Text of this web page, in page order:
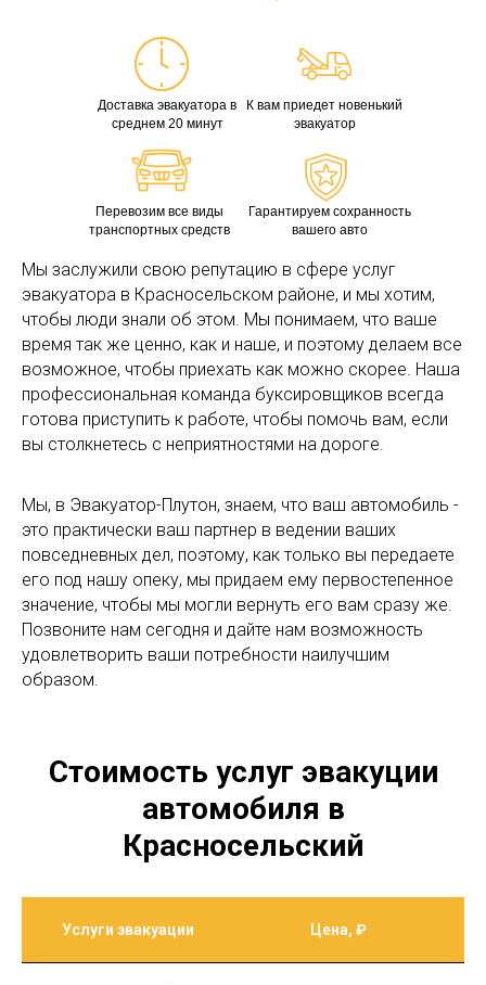
Доставка эвакуатора в
среднем 20 минут
Гарантируем сохранность
вашего авто
К вам приедет новенький
эвакуатор
Перевозим все виды
транспортных средств
Мы заслужили свою репутацию в сфере услуг
эвакуатора в Красносельском районе, и мы хотим,
чтобы люди знали об этом. Мы понимаем, что ваше
время так же ценно, как и наше, и поэтому делаем все
возможное, чтобы приехать как можно скорее. Наша
профессиональная команда буксировщиков всегда
готова приступить к работе, чтобы помочь вам, если
вы столкнетесь с неприятностями на дороге.
Мы, в Эвакуатор-Плутон, знаем, что ваш автомобиль -
это практически ваш партнер в ведении ваших
повседневных дел, поэтому, как только вы передаете
его под нашу опеку, мы придаем ему первостепенное
значение, чтобы мы могли вернуть его вам сразу же.
Позвоните нам сегодня и дайте нам возможность
удовлетворить ваши потребности наилучшим
образом.
Стоимость услуг эвакуции
автомобиля в
Красносельский
Услуги эвакуации Цена, ₽